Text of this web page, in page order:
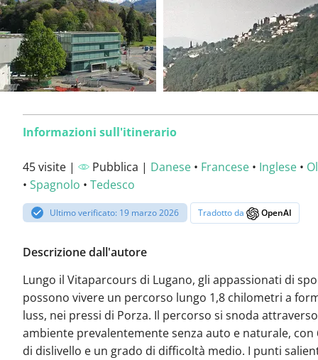
Informazioni sull'itinerario
45 visite | Pubblica | Danese • Francese • Inglese •
• Spagnolo • Tedesco
Ultimo verificato: 19 marzo 2026 Tradotto da OpenAI
Descrizione dall'autore
Lungo il Vitaparcours di Lugano, gli appassionati di
possono vivere un percorso lungo 1,8 chilometri a
luss, nei pressi di Porza. Il percorso si snoda
ambiente prevalentemente senza auto e naturale, con
di dislivello e un grado di difficoltà medio. I punti